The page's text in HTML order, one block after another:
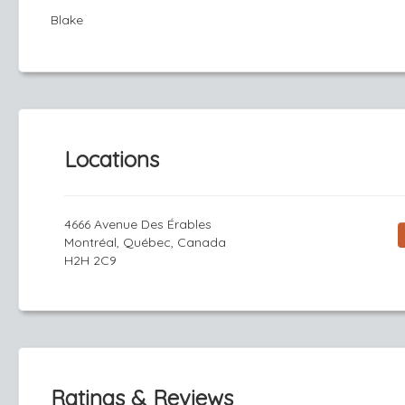
Blake
Locations
4666 Avenue Des Érables
Montréal, Québec, Canada
H2H 2C9
Ratings & Reviews